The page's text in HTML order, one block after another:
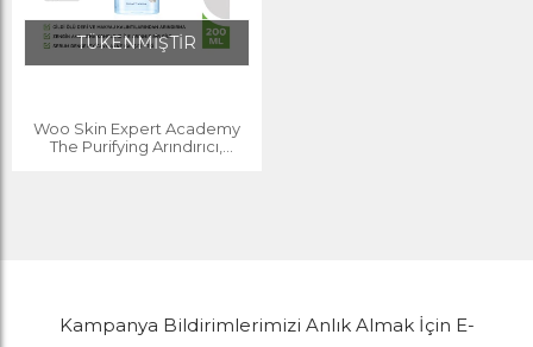
TÜKENMİŞTİR
Woo Skin Expert Academy
The Purifying Arındırıcı,
Kampanya Bildirimlerimizi Anlık Almak İçin E-